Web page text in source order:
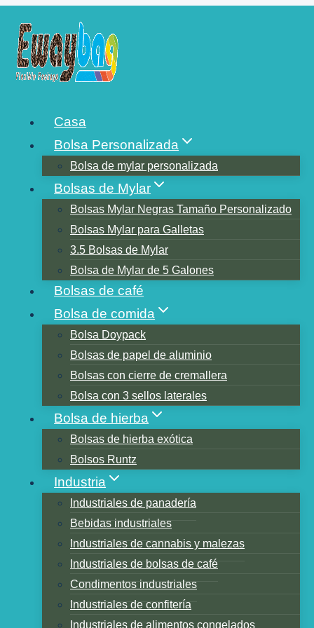
contenido
Casa
Bolsa Personalizada
Bolsa de mylar personalizada
Bolsas de Mylar
Bolsas Mylar Negras Tamaño Personalizado
Bolsas Mylar para Galletas
3.5 Bolsas de Mylar
Bolsa de Mylar de 5 Galones
Bolsas de café
Bolsa de comida
Bolsa Doypack
Bolsas de papel de aluminio
Bolsas con cierre de cremallera
Bolsa con 3 sellos laterales
Bolsa de hierba
Bolsas de hierba exótica
Bolsos Runtz
Industria
Industriales de panadería
Bebidas industriales
Industriales de cannabis y malezas
Industriales de bolsas de café
Condimentos industriales
Industriales de confitería
Industriales de alimentos congelados
EN UNA BOLSA DE DIEZ
CENTAVOS?
Tabla de contenidos
Diez centavos
¿De dónde viene el término bolsa de diez
centavos?
¿Qué es una Dime Bag hoy?
Argot de marihuana para Nick, Dub y A
Key
que es nick
que es doblaje
¿Qué es un Saco Dub?
que es una llave
Un octavo = ⅛ onza o 3.5 gramos
Un cuarto = ¼ de onza o siete gramos